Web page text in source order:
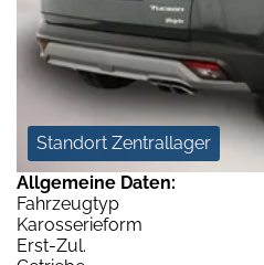
Standort Zentrallager
Allgemeine Daten:
Fahrzeugtyp
Karosserieform
Erst-Zul.